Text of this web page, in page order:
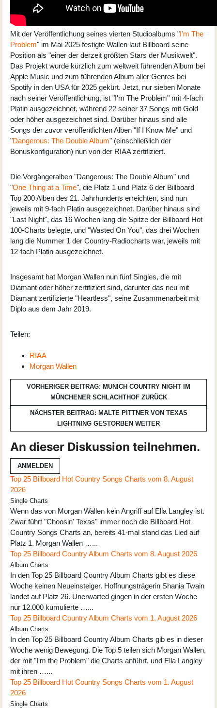
Mit der Veröffentlichung seines vierten Studioalbums "I'm The
Problem" im Mai 2025 festigte Wallen laut Billboard seine
Position als "einer der derzeit größten Stars der Musikwelt".
Das Projekt wurde kürzlich zum weltweit führenden Album bei
Apple Music und zum führenden Album aller Genres bei
Spotify in den USA für 2025 gekürt. Jetzt, nur sieben Monate
nach seiner Veröffentlichung, ist "I'm The Problem" mit 4-fach
Platin ausgezeichnet, während 22 seiner 37 Songs mit Gold
oder höher ausgezeichnet sind. Darüber hinaus sind alle
Songs der zuvor veröffentlichten Alben "If I Know Me" und
"Dangerous: The Double Album" (einschließlich der
Bonuskonfiguration) nun von der RIAA zertifiziert.
Die Vorgängeralben "Dangerous: The Double Album" und
"One Thing at a Time", die Platz 1 und Platz 6 der Billboard
Top 200 Alben des 21. Jahrhunderts erreichten, sind nun
jeweils mit 9-fach Platin ausgezeichnet. Darüber hinaus sind
"Last Night", das 16 Wochen lang die Spitze der Billboard Hot
100-Charts belegte, und "Wasted On You", das drei Wochen
lang die Nummer 1 der Country-Radiocharts war, jeweils mit
12-fach Platin ausgezeichnet.
Insgesamt hat Morgan Wallen nun fünf Singles, die mit
Diamant oder höher zertifiziert sind, darunter das neu mit
Diamant zertifizierte "Heartless", seine Zusammenarbeit mit
Diplo aus dem Jahr 2019.
Teilen:
RIAA
Morgan Wallen
VORHERIGER BEITRAG: MUNICH COUNTRY NIGHT IM
MÜNCHENER SCHLACHTHOF ZURÜCK
NÄCHSTER BEITRAG: MALTE PITTNER VON TEXAS
LIGHTNING GESTORBEN WEITER
An dieser Diskussion teilnehmen.
ANMELDEN
Top 25 Billboard Hot Country Songs Charts vom 8. August
2026
Single Charts
Wenn das von Morgan Wallen kein Angriff auf Ella Langley ist.
Zwar führt "Choosin' Texas" immer noch die Billboard Hot
Country Songs Charts an, bereits 41-mal stand das Lied auf
Platz 1. Morgan Wallen …...
Top 25 Billboard Country Album Charts vom 8. August 2026
Album Charts
In den Top 25 Billboard Country Album Charts gibt es diese
Woche keinen Neueinsteiger. Hoffnungsträgerin Shania Twain
landet auf Platz 26. Unerwarted gingen in der ersten Woche
nur 12.000 kumulierte …...
Top 25 Billboard Country Album Charts vom 1. August 2026
Album Charts
In den Top 25 Billboard Country Album Charts gib es in dieser
Woche wenig Bewegung. Die Top 5 teilen sich Morgan Wallen,
der mit "I'm the Problem" die Charts anführt, und Ella Langley
mit ihren …...
Top 25 Billboard Hot Country Songs Charts vom 1. August
2026
Single Charts